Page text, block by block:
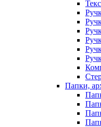
Папки,